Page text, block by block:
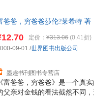
、轻松的栏目和小问答，本
是“才”，不是“财” 4.帮助你
爸爸，穷爸爸莎伦?莱希特
《富爸爸，穷爸爸》是一个真
父亲对金钱的看法截然不同
定价： ¥313.06 (0.41折)
墨趣书刊图书专营店
09-01 /世界图书出版公司